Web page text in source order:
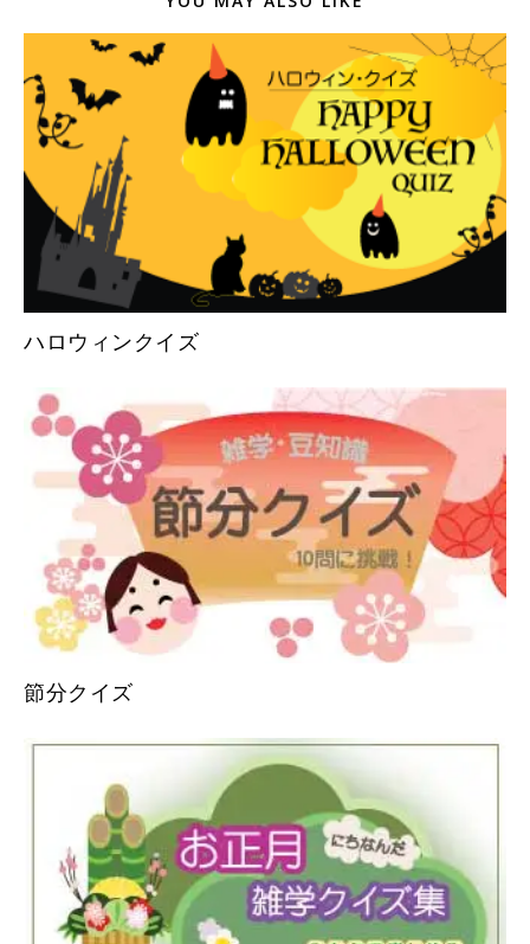
ハロウィンクイズ
節分クイズ